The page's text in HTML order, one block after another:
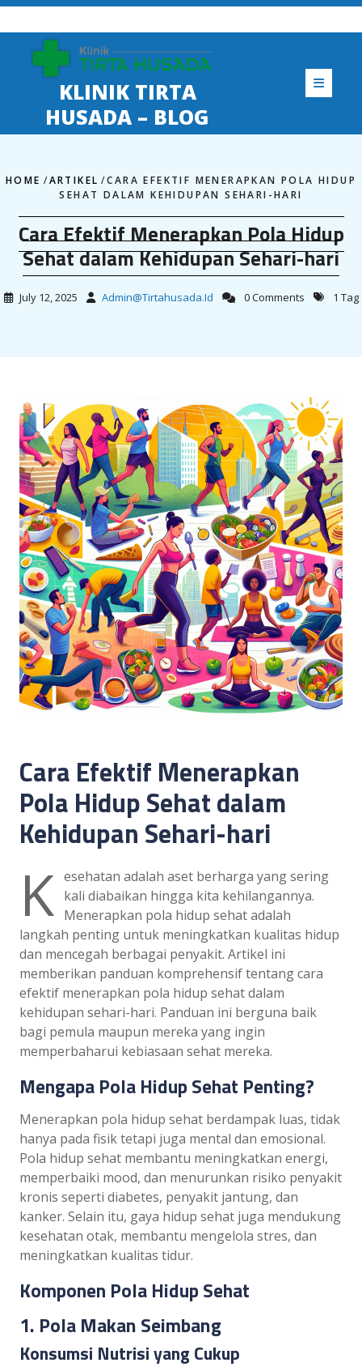
Skip
to
content
KLINIK TIRTA
HUSADA – BLOG
HOME /ARTIKEL /CARA EFEKTIF MENERAPKAN POLA HIDUP
SEHAT DALAM KEHIDUPAN SEHARI-HARI
Cara Efektif Menerapkan Pola Hidup
Sehat dalam Kehidupan Sehari-hari
July 12, 2025 Admin@tirtahusada.id 0 Comments 1 Tag
Cara Efektif Menerapkan
Pola Hidup Sehat dalam
Kehidupan Sehari-hari
K esehatan adalah aset berharga yang sering
kali diabaikan hingga kita kehilangannya.
Menerapkan pola hidup sehat adalah
langkah penting untuk meningkatkan kualitas hidup
dan mencegah berbagai penyakit. Artikel ini
memberikan panduan komprehensif tentang cara
efektif menerapkan pola hidup sehat dalam
kehidupan sehari-hari. Panduan ini berguna baik
bagi pemula maupun mereka yang ingin
memperbaharui kebiasaan sehat mereka.
Mengapa Pola Hidup Sehat Penting?
Menerapkan pola hidup sehat berdampak luas, tidak
hanya pada fisik tetapi juga mental dan emosional.
Pola hidup sehat membantu meningkatkan energi,
memperbaiki mood, dan menurunkan risiko penyakit
kronis seperti diabetes, penyakit jantung, dan
kanker. Selain itu, gaya hidup sehat juga mendukung
kesehatan otak, membantu mengelola stres, dan
meningkatkan kualitas tidur.
Komponen Pola Hidup Sehat
1. Pola Makan Seimbang
Konsumsi Nutrisi yang Cukup